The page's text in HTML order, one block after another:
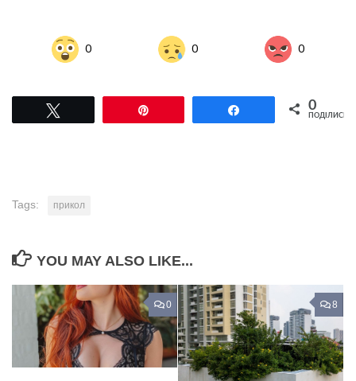
0 0 0
Поділитися0
ПОДІЛИСЬ
Tags: прикол
YOU MAY ALSO LIKE...
0 8